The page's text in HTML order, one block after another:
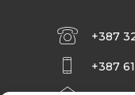
+387
+387